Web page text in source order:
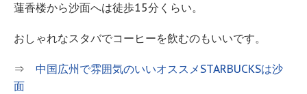
蓮香楼から沙面へは徒歩15分くらい。
おしゃれなスタバでコーヒーを飲むのもいいです。
⇒ 中国広州で雰囲気のいいオススメSTARBUCKSは沙
面